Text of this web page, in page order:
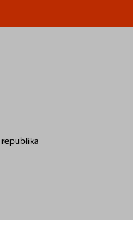
republika